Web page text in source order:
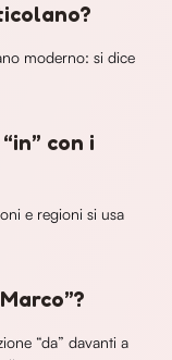
moderno: si dice
con i
e regioni si usa
“da” davanti a